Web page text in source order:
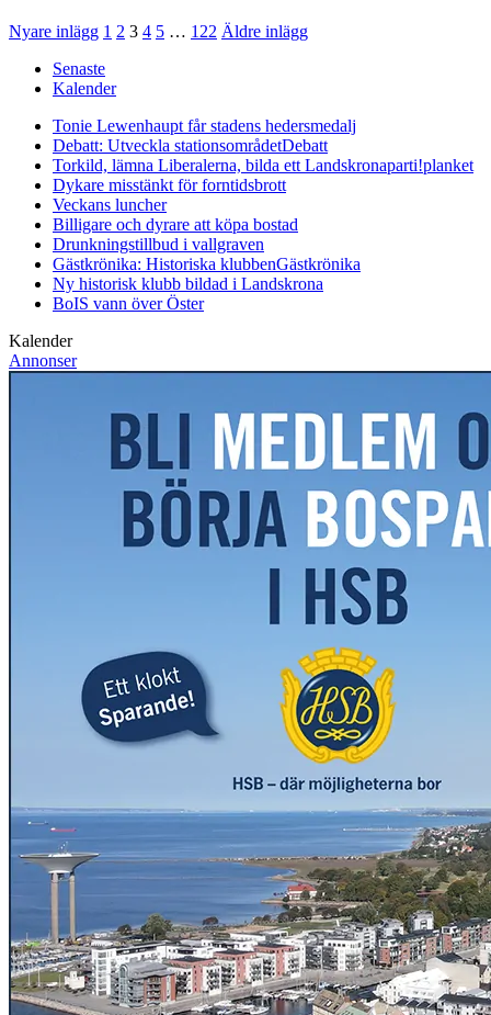
Nyare inlägg 1 2 3 4 5 … 122 Äldre inlägg
Senaste
Kalender
Tonie Lewenhaupt får stadens hedersmedalj
Debatt: Utveckla stationsområdetDebatt
Torkild, lämna Liberalerna, bilda ett Landskronaparti!planket
Dykare misstänkt för forntidsbrott
Veckans luncher
Billigare och dyrare att köpa bostad
Drunkningstillbud i vallgraven
Gästkrönika: Historiska klubbenGästkrönika
Ny historisk klubb bildad i Landskrona
BoIS vann över Öster
Kalender
Annonser